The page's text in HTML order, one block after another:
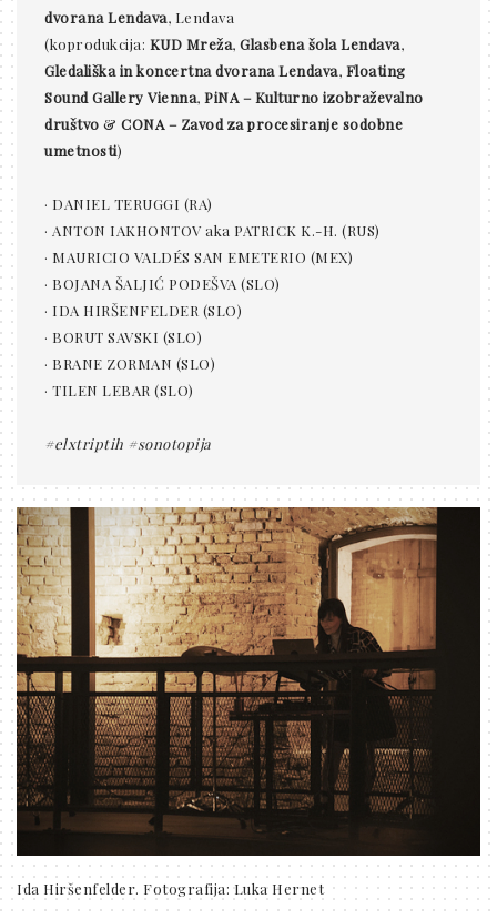
dvorana Lendava, Lendava
(koprodukcija: KUD Mreža, Glasbena šola Lendava,
Gledališka in koncertna dvorana Lendava, Floating
Sound Gallery Vienna, PiNA – Kulturno izobraževalno
društvo & CONA – Zavod za procesiranje sodobne
umetnosti)
· DANIEL TERUGGI (RA)
· ANTON IAKHONTOV aka PATRICK K.-H. (RUS)
· MAURICIO VALDÉS SAN EMETERIO (MEX)
· BOJANA ŠALJIĆ PODEŠVA (SLO)
· IDA HIRŠENFELDER (SLO)
· BORUT SAVSKI (SLO)
· BRANE ZORMAN (SLO)
· TILEN LEBAR (SLO)
#elxtriptih #sonotopija
Ida Hiršenfelder. Fotografija: Luka Hernet